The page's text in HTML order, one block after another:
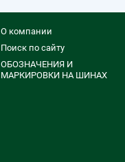
О компании
Поиск по сайту
ОБОЗНАЧЕНИЯ И
МАРКИРОВКИ НА ШИНАХ